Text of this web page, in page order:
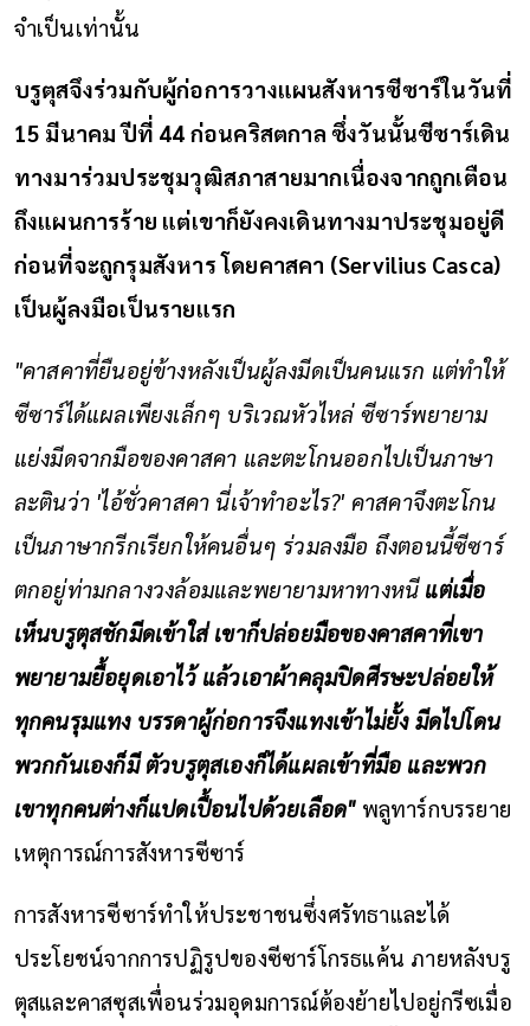
จำเป็นเท่านั้น
บรูตุสจึงร่วมกับผู้ก่อการวางแผนสังหารซีซาร์ในวันที่
15 มีนาคม ปีที่ 44 ก่อนคริสตกาล ซึ่งวันนั้นซีซาร์เดิน
ทางมาร่วมประชุมวุฒิสภาสายมากเนื่องจากถูกเตือน
ถึงแผนการร้าย แต่เขาก็ยังคงเดินทางมาประชุมอยู่ดี
ก่อนที่จะถูกรุมสังหาร โดยคาสคา (Servilius Casca)
เป็นผู้ลงมือเป็นรายแรก
"คาสคาที่ยืนอยู่ข้างหลังเป็นผู้ลงมีดเป็นคนแรก แต่ทำให้
ซีซาร์ได้แผลเพียงเล็กๆ บริเวณหัวไหล่ ซีซาร์พยายาม
แย่งมีดจากมือของคาสคา และตะโกนออกไปเป็นภาษา
ละตินว่า 'ไอ้ชั่วคาสคา นี่เจ้าทำอะไร?' คาสคาจึงตะโกน
เป็นภาษากรีกเรียกให้คนอื่นๆ ร่วมลงมือ ถึงตอนนี้ซีซาร์
ตกอยู่ท่ามกลางวงล้อมและพยายามหาทางหนี แต่เมื่อ
เห็นบรูตุสชักมีดเข้าใส่ เขาก็ปล่อยมือของคาสคาที่เขา
พยายามยื้อยุดเอาไว้ แล้วเอาผ้าคลุมปิดศีรษะปล่อยให้
ทุกคนรุมแทง บรรดาผู้ก่อการจึงแทงเข้าไม่ยั้ง มีดไปโดน
พวกกันเองก็มี ตัวบรูตุสเองก็ได้แผลเข้าที่มือ และพวก
เขาทุกคนต่างก็แปดเปื้อนไปด้วยเลือด"พลูทาร์กบรรยาย
เหตุการณ์การสังหารซีซาร์
การสังหารซีซาร์ทำให้ประชาชนซึ่งศรัทธาและได้
ประโยชน์จากการปฏิรูปของซีซาร์โกรธแค้น ภายหลังบรู
ตุสและคาสซุสเพื่อนร่วมอุดมการณ์ต้องย้ายไปอยู่กรีซเมื่อ